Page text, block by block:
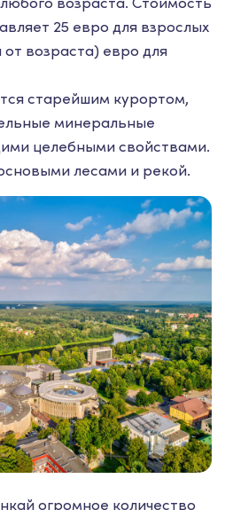
25 евро для взрослых
от возраста) евро для
старейшим курортом,
минеральные
целебными свойствами.
лесами и рекой.
огромное количество